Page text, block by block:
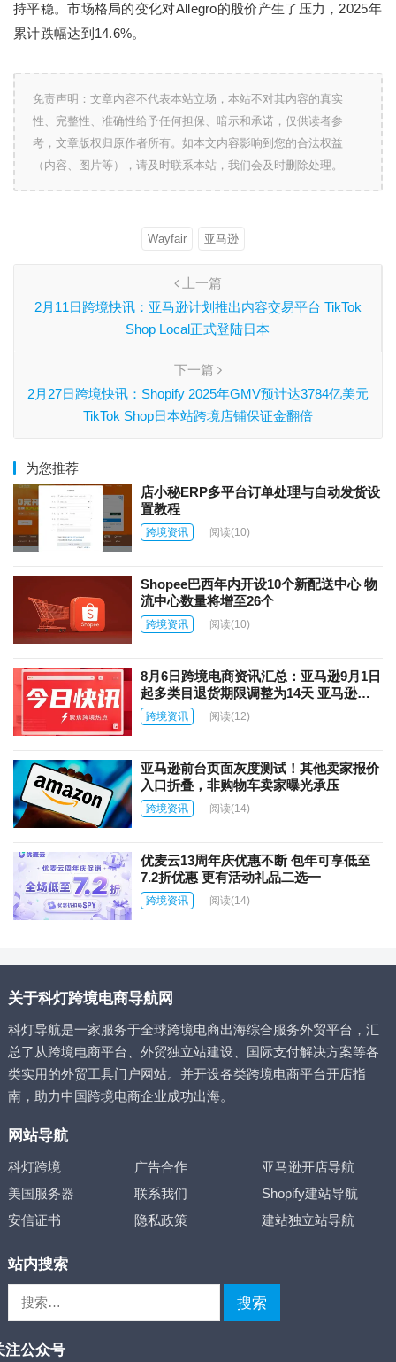
持平稳。市场格局的变化对Allegro的股价产生了压力，2025年
累计跌幅达到14.6%。
免责声明：文章内容不代表本站立场，本站不对其内容的真实
性、完整性、准确性给予任何担保、暗示和承诺，仅供读者参
考，文章版权归原作者所有。如本文内容影响到您的合法权益
（内容、图片等），请及时联系本站，我们会及时删除处理。
Wayfair 亚马逊
上一篇
2月11日跨境快讯：亚马逊计划推出内容交易平台 TikTok
Shop Local正式登陆日本
下一篇
2月27日跨境快讯：Shopify 2025年GMV预计达3784亿美元
TikTok Shop日本站跨境店铺保证金翻倍
为您推荐
店小秘ERP多平台订单处理与自动发货设
置教程
跨境资讯 阅读(10)
Shopee巴西年内开设10个新配送中心 物
流中心数量将增至26个
跨境资讯 阅读(10)
8月6日跨境电商资讯汇总：亚马逊9月1日
起多类目退货期限调整为14天 亚马逊上
线AI商品图片自动翻译功能
跨境资讯 阅读(12)
亚马逊前台页面灰度测试！其他卖家报价
入口折叠，非购物车卖家曝光承压
跨境资讯 阅读(14)
优麦云13周年庆优惠不断 包年可享低至
7.2折优惠 更有活动礼品二选一
跨境资讯 阅读(14)
关于科灯跨境电商导航网
科灯导航是一家服务于全球跨境电商出海综合服务外贸平台，汇
总了从跨境电商平台、外贸独立站建设、国际支付解决方案等各
类实用的外贸工具门户网站。并开设各类跨境电商平台开店指
南，助力中国跨境电商企业成功出海。
网站导航
科灯跨境 广告合作
亚马逊开店导航
美国服务器
联系我们
Shopify建站导航
安信证书
隐私政策 建站独立站导航
站内搜索
注公众号